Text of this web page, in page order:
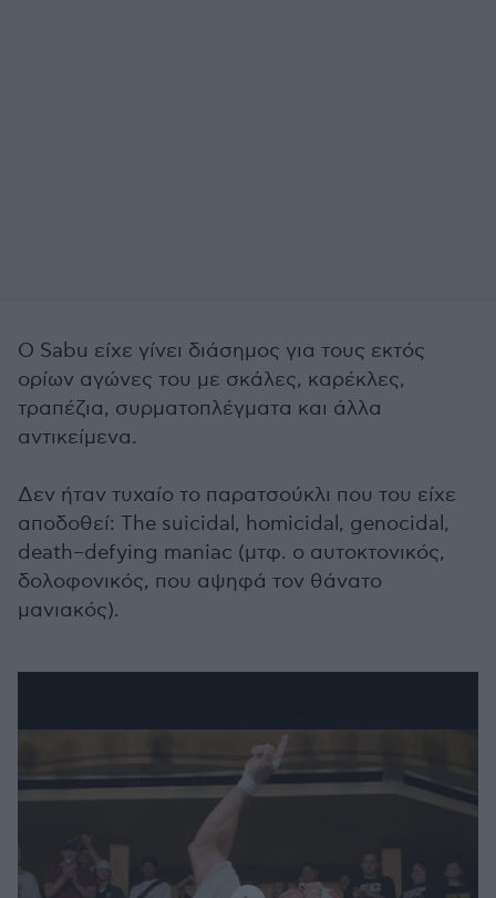
Ο Sabu είχε γίνει διάσημος για τους εκτός
ορίων αγώνες του με σκάλες, καρέκλες,
τραπέζια, συρματοπλέγματα και άλλα
αντικείμενα.
Δεν ήταν τυχαίο το παρατσούκλι που του είχε
αποδοθεί: Τhe suicidal, homicidal, genocidal,
death–defying maniac (μτφ. ο αυτοκτονικός,
δολοφονικός, που αψηφά τον θάνατο
μανιακός).